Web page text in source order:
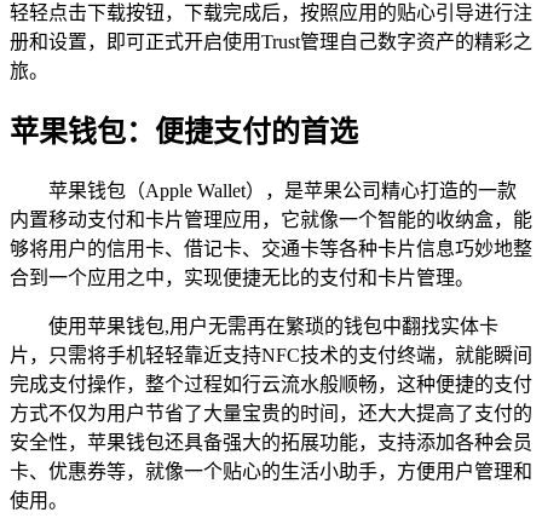
轻轻点击下载按钮，下载完成后，按照应用的贴心引导进行注
册和设置，即可正式开启使用Trust管理自己数字资产的精彩之
旅。
苹果钱包：便捷支付的首选
苹果钱包（Apple Wallet），是苹果公司精心打造的一款
内置移动支付和卡片管理应用，它就像一个智能的收纳盒，能
够将用户的信用卡、借记卡、交通卡等各种卡片信息巧妙地整
合到一个应用之中，实现便捷无比的支付和卡片管理。
使用苹果钱包,用户无需再在繁琐的钱包中翻找实体卡
片，只需将手机轻轻靠近支持NFC技术的支付终端，就能瞬间
完成支付操作，整个过程如行云流水般顺畅，这种便捷的支付
方式不仅为用户节省了大量宝贵的时间，还大大提高了支付的
安全性，苹果钱包还具备强大的拓展功能，支持添加各种会员
卡、优惠券等，就像一个贴心的生活小助手，方便用户管理和
使用。